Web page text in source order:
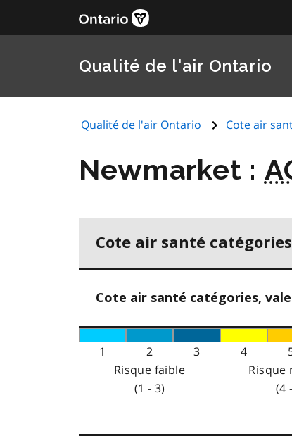
Qualité de l'air Ontario
Qualité de l'air Ontario Cote air
Newmarket :
Cote air santé
Cote air santé catégories,
1 2 3 4
Risque faible
(1 - 3)
Risque
(4